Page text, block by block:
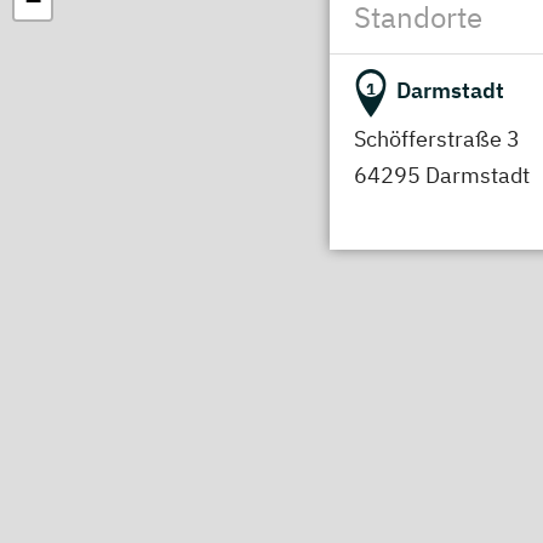
Standorte
1
Darmstadt
Schöfferstraße 3
64295 Darmstadt